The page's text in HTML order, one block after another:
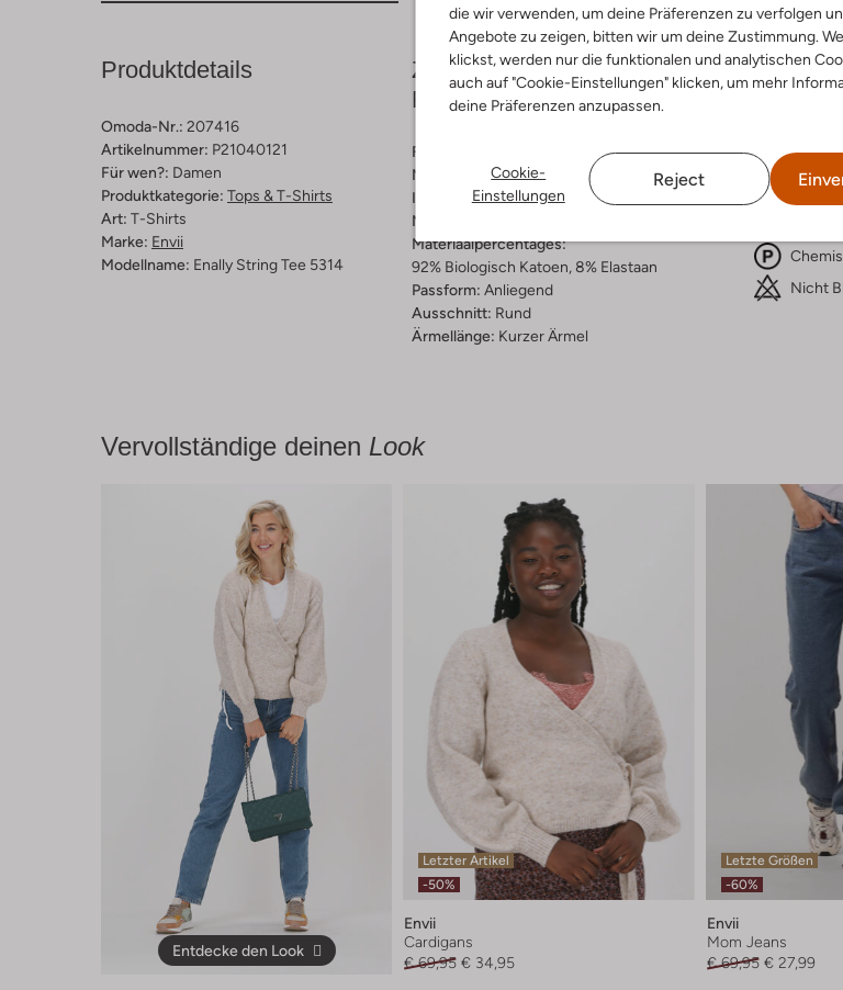
die wir verwenden, um deine Präferenzen zu verfolgen
Angebote zu zeigen, bitten wir um deine Zustimmung.
klickst, werden nur die funktionalen und analytischen
auch auf "Cookie-Einstellungen" klicken, um mehr
deine Präferenzen anzupassen.
Cookie-
Einstellungen
Reject
Produktdetails
Omoda-Nr.: 207416
Artikelnummer: P21040121
Für wen?: Damen
Produktkategorie: Tops & T-Shirts
Art: T-Shirts
Marke: Envii
Modellname: Enally String Tee 5314
Zusammensetzung &
Passform
Farbe :
Muster:
Gerade
Innenmaterial:Bio-Baumwolle
Material:
Materiaalpercentages:
92% Biologisch Katoen, 8% Elastaan
Passform: Anliegend
Ausschnitt: Rund
Ärmellänge: Kurzer Ärmel
Nicht
Nicht
Vervollständige deinen Look
Entdecke den Look
Letzter Artikel
-50%
Envii
Cardigans
€ 69,95 € 34,95
Letzte Größen
-60%
Envii
Mom Jeans
€ 69,95 € 27,99